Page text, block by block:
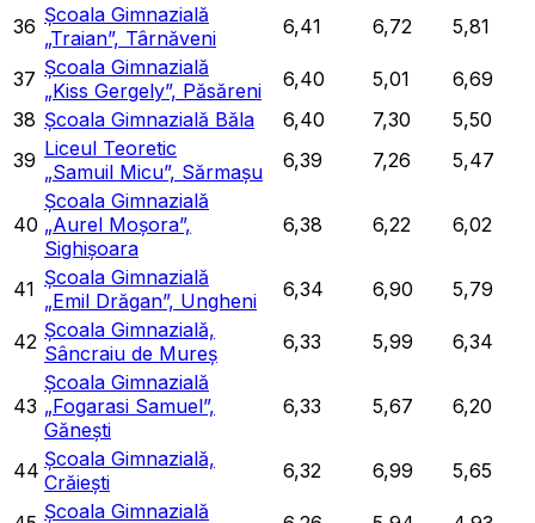
36 Școala Gimnazială
„Traian”, Târnăveni
6,41 6,72 5,81
37 Școala Gimnazială
„Kiss Gergely”, Păsăreni
6,40 5,01
6,69
38 Școala Gimnazială Băla 6,40 7,30
5,50
39 Liceul Teoretic
„Samuil Micu”, Sărmașu
6,39 7,26 5,47
40
Școala Gimnazială
„Aurel Moșora”,
Sighișoara
6,38 6,22 6,02
41 Școala Gimnazială
„Emil Drăgan”, Ungheni
6,34 6,90 5,79
42 Școala Gimnazială,
Sâncraiu de Mureș
6,33 5,99 6,34
43
Școala Gimnazială
„Fogarasi Samuel”,
Gănești
6,33 5,67 6,20
44 Școala Gimnazială,
Crăiești
6,32 6,99 5,65
Școala Gimnazială